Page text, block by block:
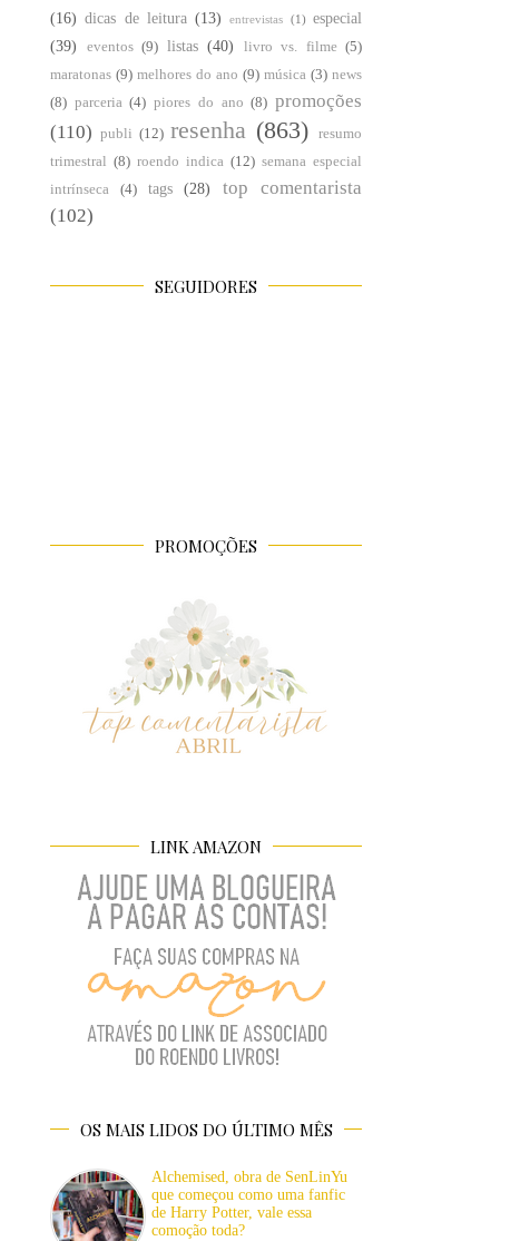
(16) dicas de leitura (13) entrevistas (1) especial
(39)
eventos (9) listas (40) livro vs. filme (5)
maratonas (9) melhores do ano (9) música (3) news
(8) parceria (4) piores do ano (8) promoções
(110) publi (12) resenha (863)
resumo
trimestral (8) roendo indica (12) semana especial
intrínseca
(4) tags (28)
top comentarista
(102)
SEGUIDORES
PROMOÇÕES
LINK AMAZON
OS MAIS LIDOS DO ÚLTIMO MÊS
Alchemised, obra de SenLinYu
que começou como uma fanfic
de Harry Potter, vale essa
comoção toda?